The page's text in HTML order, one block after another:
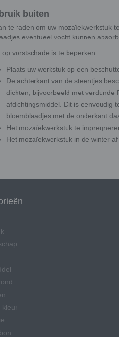
buiten
te raden om uw mozaïekwerkstuk
eventueel vocht kunnen
op vorstschade is te beperken:
Plaats uw werkstuk op een
De achterkant van de steentjes
dichten, bijvoorbeeld met verdunde
afdichtingsmiddel. Dit is eenvoudig
bloemblaadjes met de onderkant
Het mozaïekwerkstuk te
Het mozaïekwerkstuk in de winter
kleur